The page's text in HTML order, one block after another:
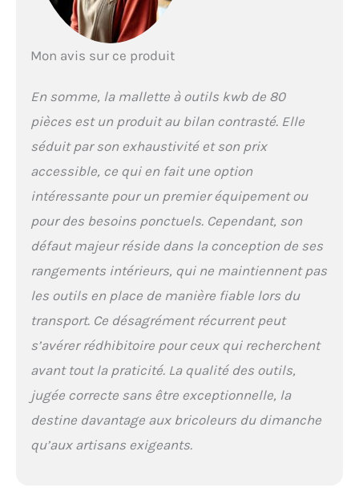
sur la tête de vis grâce
ÉQUIPEMENT COMPLET
: Marteau de serrurier,
douille 3/8". avec
cliquet, clé à fourche,
vis à six pans creux,
testeur de tension, jeu
ruban, couteau à lame
sécable, cliquet
embout de bougie,
adaptateur universel
Tournevis avec les
sorties PH-2, plat 6, T-
6 comme petit
tournevis/tournevis à
une meilleure tenue de
Mon avis sur ce produit
En somme, la mallette à outils kwb de 80
pièces est un produit au bilan contrasté. Elle
séduit par son exhaustivité et son prix
accessible, ce qui en fait une option
intéressante pour un premier équipement ou
pour des besoins ponctuels. Cependant, son
défaut majeur réside dans la conception de ses
rangements intérieurs, qui ne maintiennent pas
les outils en place de manière fiable lors du
transport. Ce désagrément récurrent peut
s’avérer rédhibitoire pour ceux qui recherchent
avant tout la praticité. La qualité des outils,
jugée correcte sans être exceptionnelle, la
destine davantage aux bricoleurs du dimanche
qu’aux artisans exigeants.